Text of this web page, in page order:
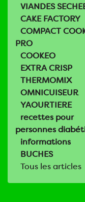
VIANDES
CAKE FACTORY
COMPACT
PRO
COOKEO
EXTRA CRISP
THERMOMIX
OMNICUISEUR
YAOURTIERE
recettes pour
personnes
informations
BUCHES
Tous les articles